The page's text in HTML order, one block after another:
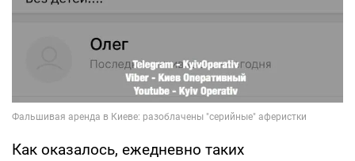
Как оказалось, ежедневно таких